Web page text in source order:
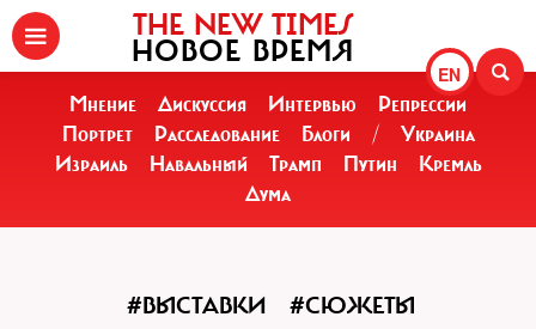
EN
THE NEW TIMES
НОВОЕ ВРЕМЯ
Мнение Дискуссия Интервью
Репрессии
Портрет
Расследование Блоги /
Украина
Израиль
Навальный Трамп Путин
Кремль
Дума
#ВЫСТАВКИ #СЮЖЕТЫ